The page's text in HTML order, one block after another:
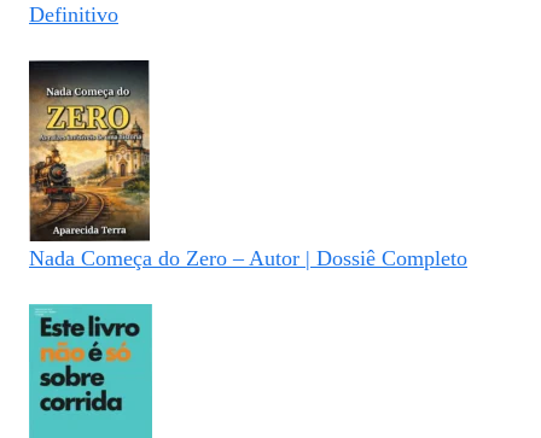
Definitivo
Nada Começa do Zero – Autor | Dossiê Completo